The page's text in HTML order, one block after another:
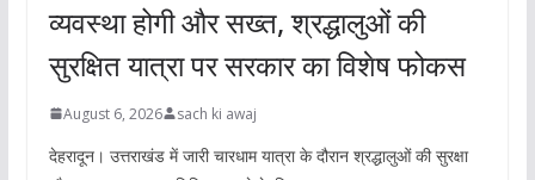
व्यवस्था होगी और सख्त, श्रद्धालुओं की
सुरक्षित यात्रा पर सरकार का विशेष फोकस
August 6, 2026 sach ki awaj
देहरादून। उत्तराखंड में जारी चारधाम यात्रा के दौरान श्रद्धालुओं की सुरक्षा